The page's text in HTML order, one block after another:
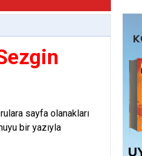
sayfa olanakları
bir yazıyla